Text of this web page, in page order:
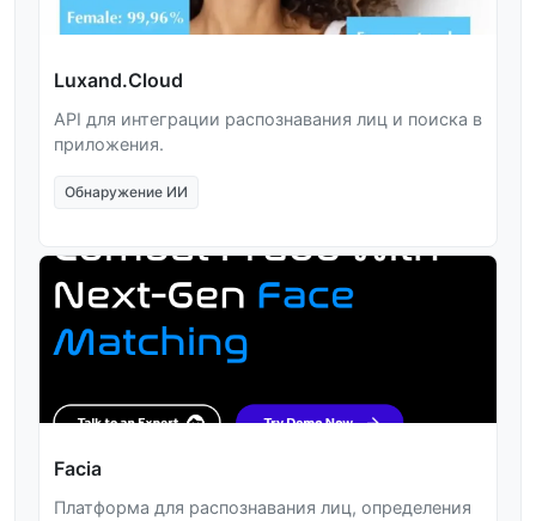
Luxand.Cloud
API для интеграции распознавания лиц и поиска в
приложения.
Обнаружение ИИ
Facia
Платформа для распознавания лиц, определения